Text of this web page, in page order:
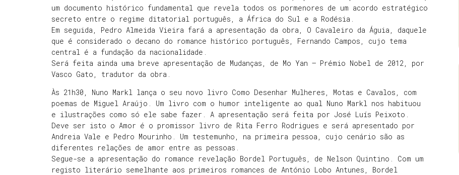
um documento histórico fundamental que revela todos os pormenores de um acordo estratégico
secreto entre o regime ditatorial português, a África do Sul e a Rodésia.
Em seguida, Pedro Almeida Vieira fará a apresentação da obra, O Cavaleiro da Águia, daquele
que é considerado o decano do romance histórico português, Fernando Campos, cujo tema
central é a fundação da nacionalidade.
Será feita ainda uma breve apresentação de Mudanças, de Mo Yan – Prémio Nobel de 2012, por
Vasco Gato, tradutor da obra.
Às 21h30, Nuno Markl lança o seu novo livro Como Desenhar Mulheres, Motas e Cavalos, com
poemas de Miguel Araújo. Um livro com o humor inteligente ao qual Nuno Markl nos habituou
e ilustrações como só ele sabe fazer. A apresentação será feita por José Luís Peixoto.
Deve ser isto o Amor é o promissor livro de Rita Ferro Rodrigues e será apresentado por
Andreia Vale e Pedro Mourinho. Um testemunho, na primeira pessoa, cujo cenário são as
diferentes relações de amor entre as pessoas.
Segue-se a apresentação do romance revelação Bordel Português, de Nelson Quintino. Com um
registo literário semelhante aos primeiros romances de António Lobo Antunes, Bordel